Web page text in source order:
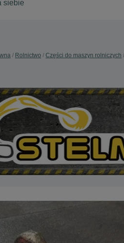
Rolnictwo Części do maszyn rolniczych